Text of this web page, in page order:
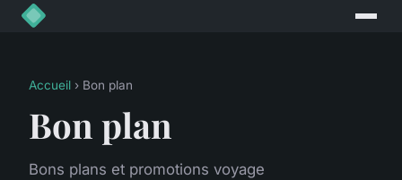
Accueil › Bon plan
Bon plan
Bons plans et promotions voyage